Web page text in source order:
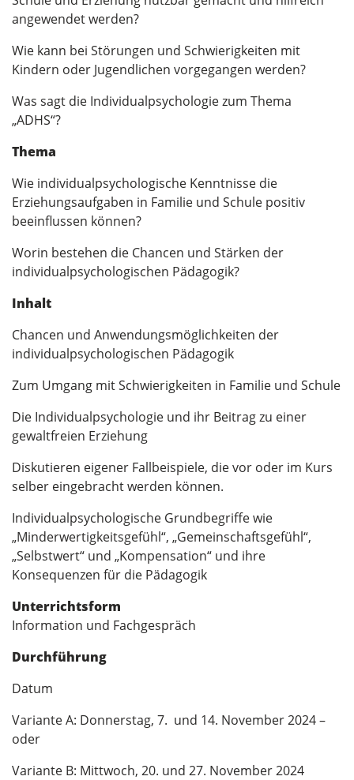
angewendet werden?
Wie kann bei Störungen und Schwierigkeiten mit
Kindern oder Jugendlichen vorgegangen werden?
Was sagt die Individualpsychologie zum Thema
„ADHS“?
Thema
Wie individualpsychologische Kenntnisse die
Erziehungsaufgaben in Familie und Schule positiv
beeinflussen können?
Worin bestehen die Chancen und Stärken der
individualpsychologischen Pädagogik?
Inhalt
Chancen und Anwendungsmöglichkeiten der
individualpsychologischen Pädagogik
Zum Umgang mit Schwierigkeiten in Familie und Schule
Die Individualpsychologie und ihr Beitrag zu einer
gewaltfreien Erziehung
Diskutieren eigener Fallbeispiele, die vor oder im Kurs
selber eingebracht werden können.
Individualpsychologische Grundbegriffe wie
„Minderwertigkeitsgefühl“, „Gemeinschaftsgefühl“,
„Selbstwert“ und „Kompensation“ und ihre
Konsequenzen für die Pädagogik
Unterrichtsform
Information und Fachgespräch
Durchführung
Datum
Variante A: Donnerstag, 7. und 14. November 2024 –
oder
Variante B: Mittwoch, 20. und 27. November 2024